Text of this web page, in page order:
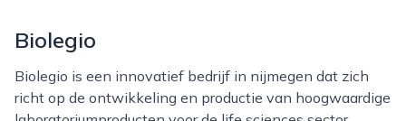
Biolegio
Biolegio is een innovatief bedrijf in nijmegen dat zich
richt op de ontwikkeling en productie van hoogwaardige